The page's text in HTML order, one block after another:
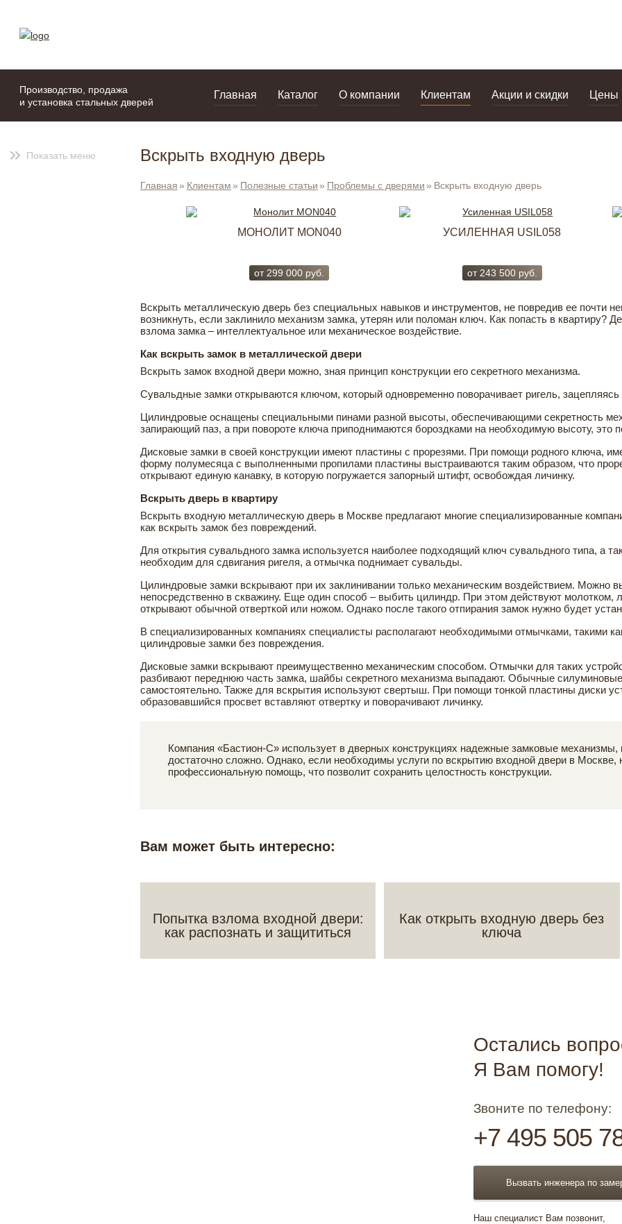
Производство, продажа
и установка стальных дверей
Главная Каталог О компании Клиентам Акции и скидки Цены
Показать меню Вскрыть входную дверь
Главная Клиентам Полезные статьи Проблемы с дверями Вскрыть входную дверь
МОНОЛИТ MON040
от 299 000 руб.
УСИЛЕННАЯ USIL058
от 243 500руб.
Вскрыть металлическую дверь без специальных навыков и инструментов, не повредив ее почти
возникнуть, если заклинило механизм замка, утерян или поломан ключ. Как попасть в квартиру?
взлома замка – интеллектуальное или механическое воздействие.
Как вскрыть замок в металлической двери
Вскрыть замок входной двери можно, зная принцип конструкции его секретного механизма.
Сувальдные замки открываются ключом, который одновременно поворачивает ригель, зацепляясь
Цилиндровые оснащены специальными пинами разной высоты, обеспечивающими секретность
запирающий паз, а при повороте ключа приподнимаются бороздками на необходимую высоту, это
Дисковые замки в своей конструкции имеют пластины с прорезями. При помощи родного ключа,
форму полумесяца с выполненными пропилами пластины выстраиваются таким образом, что
открывают единую канавку, в которую погружается запорный штифт, освобождая личинку.
Вскрыть дверь в квартиру
Вскрыть входную металлическую дверь в Москве предлагают многие специализированные
как вскрыть замок без повреждений.
Для открытия сувальдного замка используется наиболее подходящий ключ сувальдного типа, а
необходим для сдвигания ригеля, а отмычка поднимает сувальды.
Цилиндровые замки вскрывают при их заклинивании только механическим воздействием. Можно
непосредственно в скважину. Еще один способ – выбить цилиндр. При этом действуют молотком,
открывают обычной отверткой или ножом. Однако после такого отпирания замок нужно будет
В специализированных компаниях специалисты располагают необходимыми отмычками, такими
цилиндровые замки без повреждения.
Дисковые замки вскрывают преимущественно механическим способом. Отмычки для таких
разбивают переднюю часть замка, шайбы секретного механизма выпадают. Обычные
самостоятельно. Также для вскрытия используют свертыш. При помощи тонкой пластины диски
образовавшийся просвет вставляют отвертку и поворачивают личинку.
Компания «Бастион-С» использует в дверных конструкциях надежные замковые
достаточно сложно. Однако, если необходимы услуги по вскрытию входной двери в
профессиональную помощь, что позволит сохранить целостность конструкции.
Вам может быть интересно:
Попытка взлома входной двери:
как распознать и защититься
Как открыть входную дверь без
ключа
Остались
Я Вам помогу!
Звоните по телефону:
+7 495 505
Вызвать инженера по
Наш специалист Вам позвонит,